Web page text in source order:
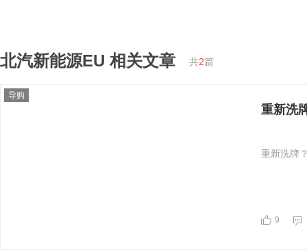
北汽新能源EU 相关文章 共2篇
导购
重新洗
重新洗牌
9